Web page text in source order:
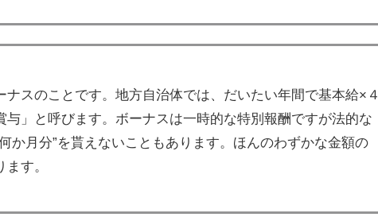
スのことです。地方自治体では、だいたい年間で基本給×４
与」と呼びます。ボーナスは一時的な特別報酬ですが法的な
か月分”を貰えないこともあります。ほんのわずかな金額の
す。